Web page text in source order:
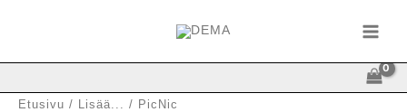
Etusivu / Lisää... / PicNic